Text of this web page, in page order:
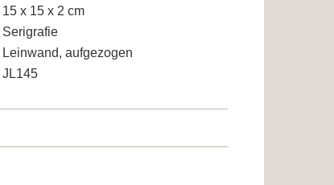
15 x 15 x 2 cm
Serigrafie
Leinwand, aufgezogen
JL145